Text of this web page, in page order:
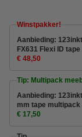
Winstpakker!
Aanbieding:
FX631 Flexi ID
€ 48,50
Tip: Multipack
Aanbieding:
mm tape multipack
€ 17,50